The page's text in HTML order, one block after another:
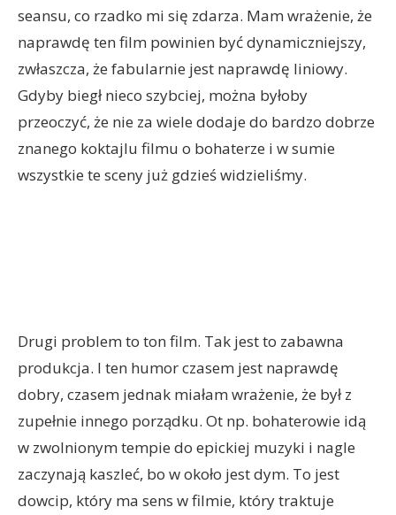
seansu, co rzadko mi się zdarza. Mam wrażenie, że
naprawdę ten film powinien być dynamiczniejszy,
zwłaszcza, że fabularnie jest naprawdę liniowy.
Gdyby biegł nieco szybciej, można byłoby
przeoczyć, że nie za wiele dodaje do bardzo dobrze
znanego koktajlu filmu o bohaterze i w sumie
wszystkie te sceny już gdzieś widzieliśmy.
Drugi problem to ton film. Tak jest to zabawna
produkcja. I ten humor czasem jest naprawdę
dobry, czasem jednak miałam wrażenie, że był z
zupełnie innego porządku. Ot np. bohaterowie idą
w zwolnionym tempie do epickiej muzyki i nagle
zaczynają kaszleć, bo w około jest dym. To jest
dowcip, który ma sens w filmie, który traktuje